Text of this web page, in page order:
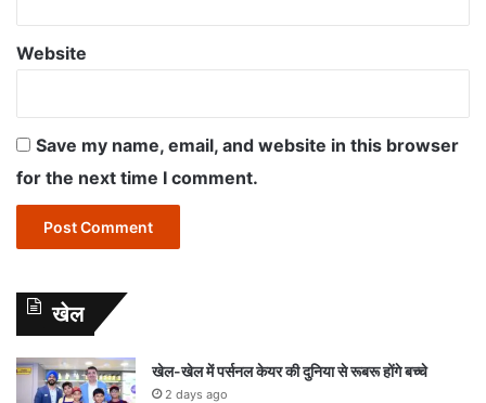
Website
Save my name, email, and website in this browser
for the next time I comment.
खेल
खेल-खेल में पर्सनल केयर की दुनिया से रूबरू होंगे बच्चे
2 days ago